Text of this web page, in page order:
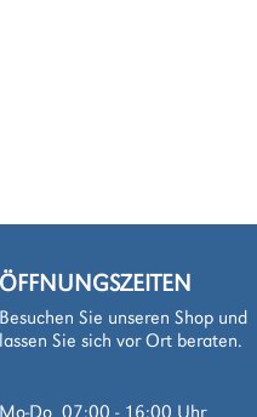
ÖFFNUNGSZEITEN
Besuchen Sie unseren Shop und
lassen Sie sich vor Ort beraten.